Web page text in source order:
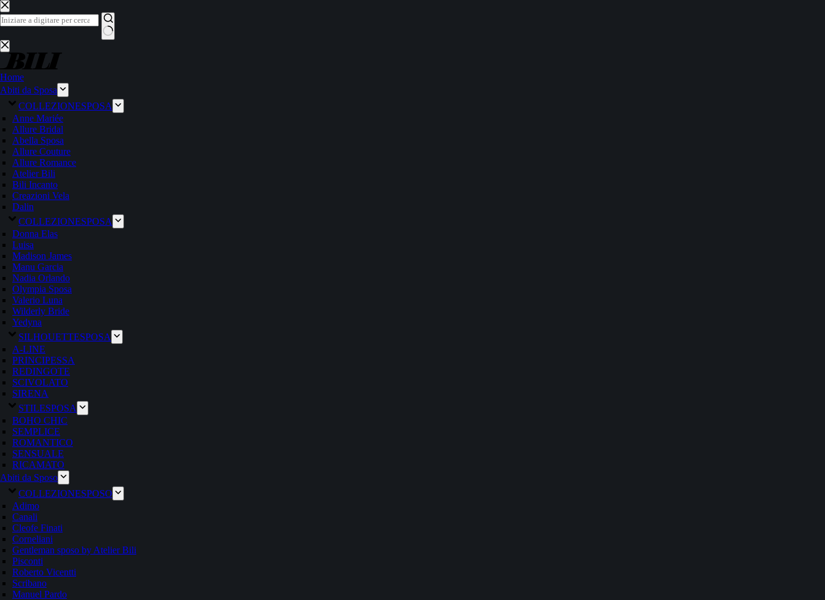
Salta
al
contenuto
Nessun
risultato
Home
Abiti da Sposa
COLLEZIONESPOSA
Anne Mariée
Allure Bridal
Abella Sposa
Allure Couture
Allure Romance
Atelier Bili
Bili Incanto
Creazioni Vela
Dalin
COLLEZIONESPOSA
Donna Elas
Luisa
Madison James
Manu Garcia
Nadia Orlando
Olympia Sposa
Valerio Luna
Wilderly Bride
Yedyna
SILHOUETTESPOSA
A-LINE
PRINCIPESSA
REDINGOTE
SCIVOLATO
SIRENA
STILESPOSA
BOHO CHIC
SEMPLICE
ROMANTICO
SENSUALE
RICAMATO
Abiti da Sposo
COLLEZIONESPOSO
Adimo
Canali
Cleofe Finati
Corneliani
Gentleman sposo by Atelier Bili
Pisconti
Roberto Vicentti
Scribano
Manuel Pardo